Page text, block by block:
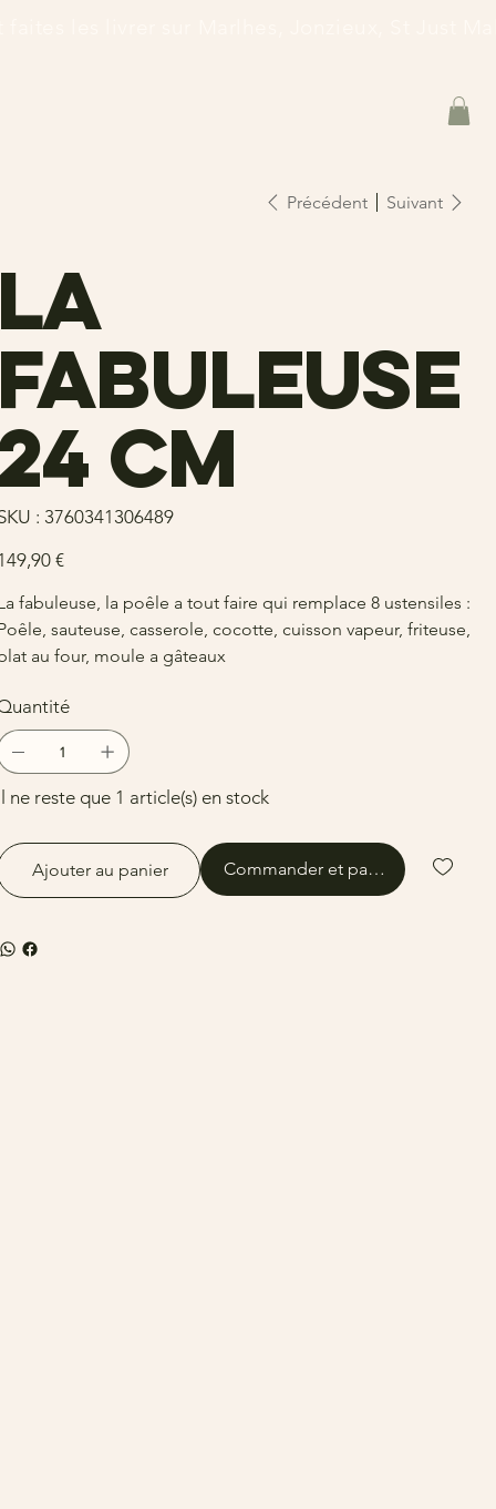
Précédent Suivant
cm
: SKU
3760341306489
3760341306489
€
fabuleuse, la poêle a tout faire qui remplace 8 ustensiles :
sauteuse, casserole, cocotte, cuisson vapeur, friteuse,
au four, moule a gâteaux
ne reste que 1 article(s) en stock
Ajouter au panier Commander et payer